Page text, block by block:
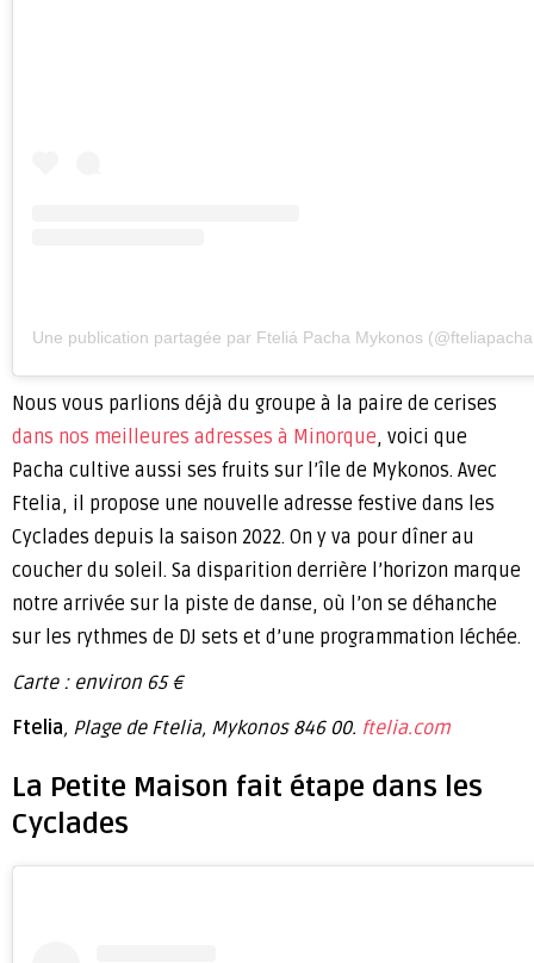
Une publication partagée par Fteliá Pacha Mykonos
Nous vous parlions déjà du groupe à la paire de cerises
dans nos meilleures adresses à Minorque, voici que
Pacha cultive aussi ses fruits sur l’île de Mykonos. Avec
Ftelia, il propose une nouvelle adresse festive dans les
Cyclades depuis la saison 2022. On y va pour dîner au
coucher du soleil. Sa disparition derrière l’horizon marque
notre arrivée sur la piste de danse, où l’on se déhanche
sur les rythmes de DJ sets et d’une programmation léchée.
Carte : environ 65 €
Ftelia, Plage de Ftelia, Mykonos 846 00. ftelia.com
La Petite Maison fait étape dans les
Cyclades